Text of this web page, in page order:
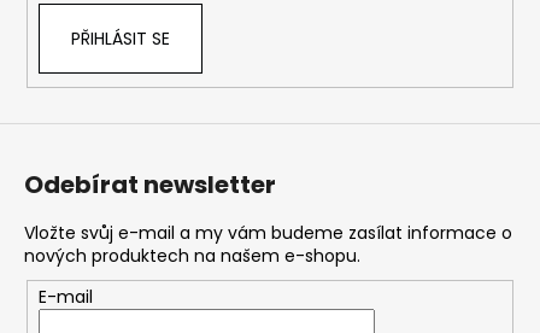
PŘIHLÁSIT SE
Odebírat newsletter
Vložte svůj e-mail a my vám budeme zasílat informace o
nových produktech na našem e-shopu.
E-mail